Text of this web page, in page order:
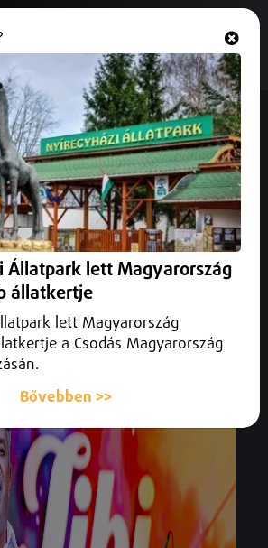
Születésnap 2024
Állatpark lett Magyarország
állatkertje
lett Magyarország
a Csodás Magyarország
Bővebben >>